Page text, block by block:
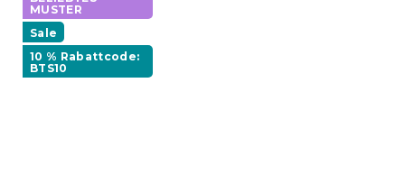
MUSTER
Sale
10 % Rabattcode:
BTS10